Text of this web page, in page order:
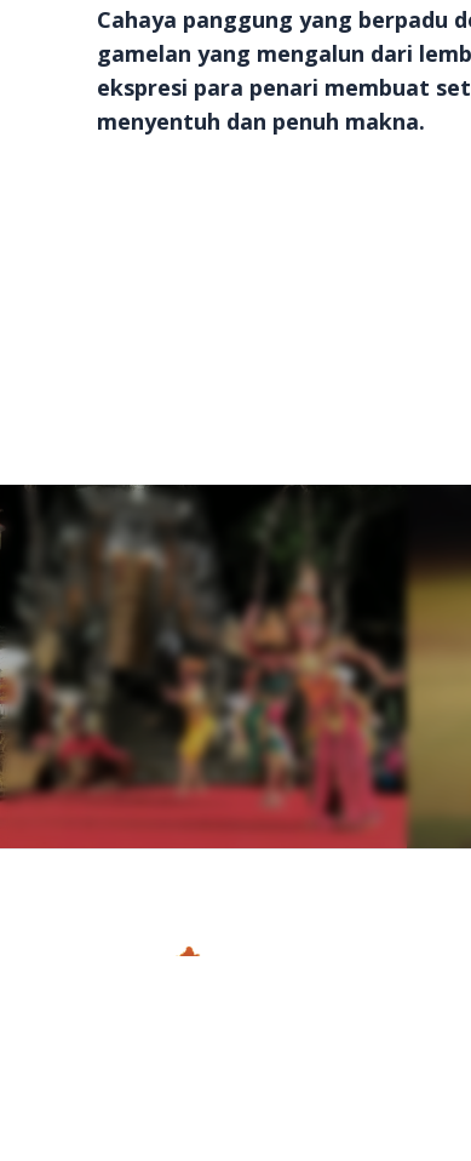
Cahaya panggung yang berpadu
gamelan yang mengalun dari
ekspresi para penari membuat
menyentuh dan penuh makna.